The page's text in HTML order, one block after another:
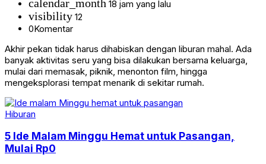
calendar_month 18 jam yang lalu
visibility 12
0Komentar
Akhir pekan tidak harus dihabiskan dengan liburan mahal. Ada
banyak aktivitas seru yang bisa dilakukan bersama keluarga,
mulai dari memasak, piknik, menonton film, hingga
mengeksplorasi tempat menarik di sekitar rumah.
Hiburan
5 Ide Malam Minggu Hemat untuk Pasangan,
Mulai Rp0